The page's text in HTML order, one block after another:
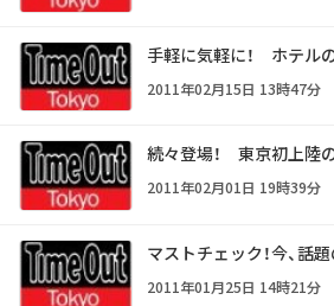
手軽に気軽に！ ホテル
2011年02月15日 13時47分
続々登場！ 東京初上陸
2011年02月01日 19時39分
マストチェック！今、話
2011年01月25日 14時21分